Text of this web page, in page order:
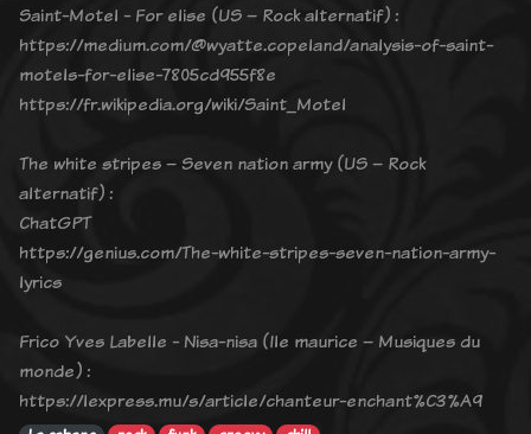
Saint-Motel - For elise (US – Rock alternatif) :
https://medium.com/@wyatte.copeland/analysis-of-saint-
motels-for-elise-7805cd955f8e
https://fr.wikipedia.org/wiki/Saint_Motel
The white stripes – Seven nation army (US – Rock
alternatif) :
ChatGPT
https://genius.com/The-white-stripes-seven-nation-army-
lyrics
Frico Yves Labelle - Nisa-nisa (Ile maurice – Musiques du
monde) :
https://lexpress.mu/s/article/chanteur-enchant%C3%A9